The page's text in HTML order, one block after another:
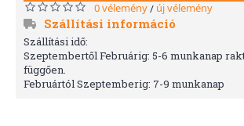
0 vélemény/ új vélemény
Szállítási információ
Szállítási idő:
Szeptembertől Februárig: 5-6 munkanap
függően.
Februártól Szeptemberig: 7-9 munkanap